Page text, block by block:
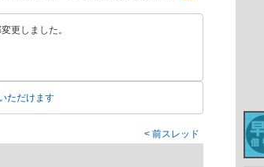
更しました。
ただけます
前スレッド